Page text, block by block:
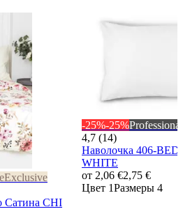
Exclusive
Сатина CHI
-25%-25%Professional
4,7 (14)
Наволочка 406-BED
WHITE
от 2,06 €2,75 €
Цвет 1Размеры 4